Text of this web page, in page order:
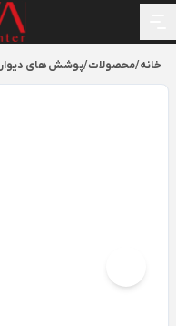
خانه/محصولات/پوشش های دیوار